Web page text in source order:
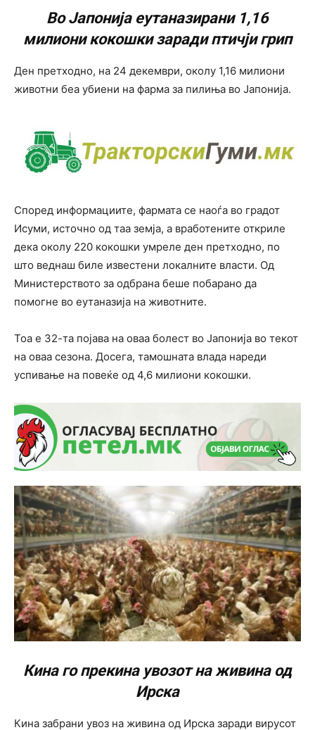
Во Јапонија еутаназирани 1,16
милиони кокошки заради птичји грип
Ден претходно, на 24 декември, околу 1,16 милиони
животни беа убиени на фарма за пилиња во Јапонија.
Според информациите, фармата се наоѓа во градот
Исуми, источно од таа земја, а вработените откриле
дека околу 220 кокошки умреле ден претходно, по
што веднаш биле известени локалните власти. Од
Министерството за одбрана беше побарано да
помогне во еутаназија на животните.
Тоа е 32-та појава на оваа болест во Јапонија во текот
на оваа сезона. Досега, тамошната влада нареди
успивање на повеќе од 4,6 милиони кокошки.
Кина го прекина увозот на живина од
Ирска
Кина забрани увоз на живина од Ирска заради вирусот